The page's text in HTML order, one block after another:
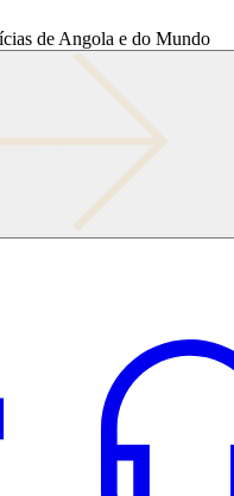
de Angola e do Mundo